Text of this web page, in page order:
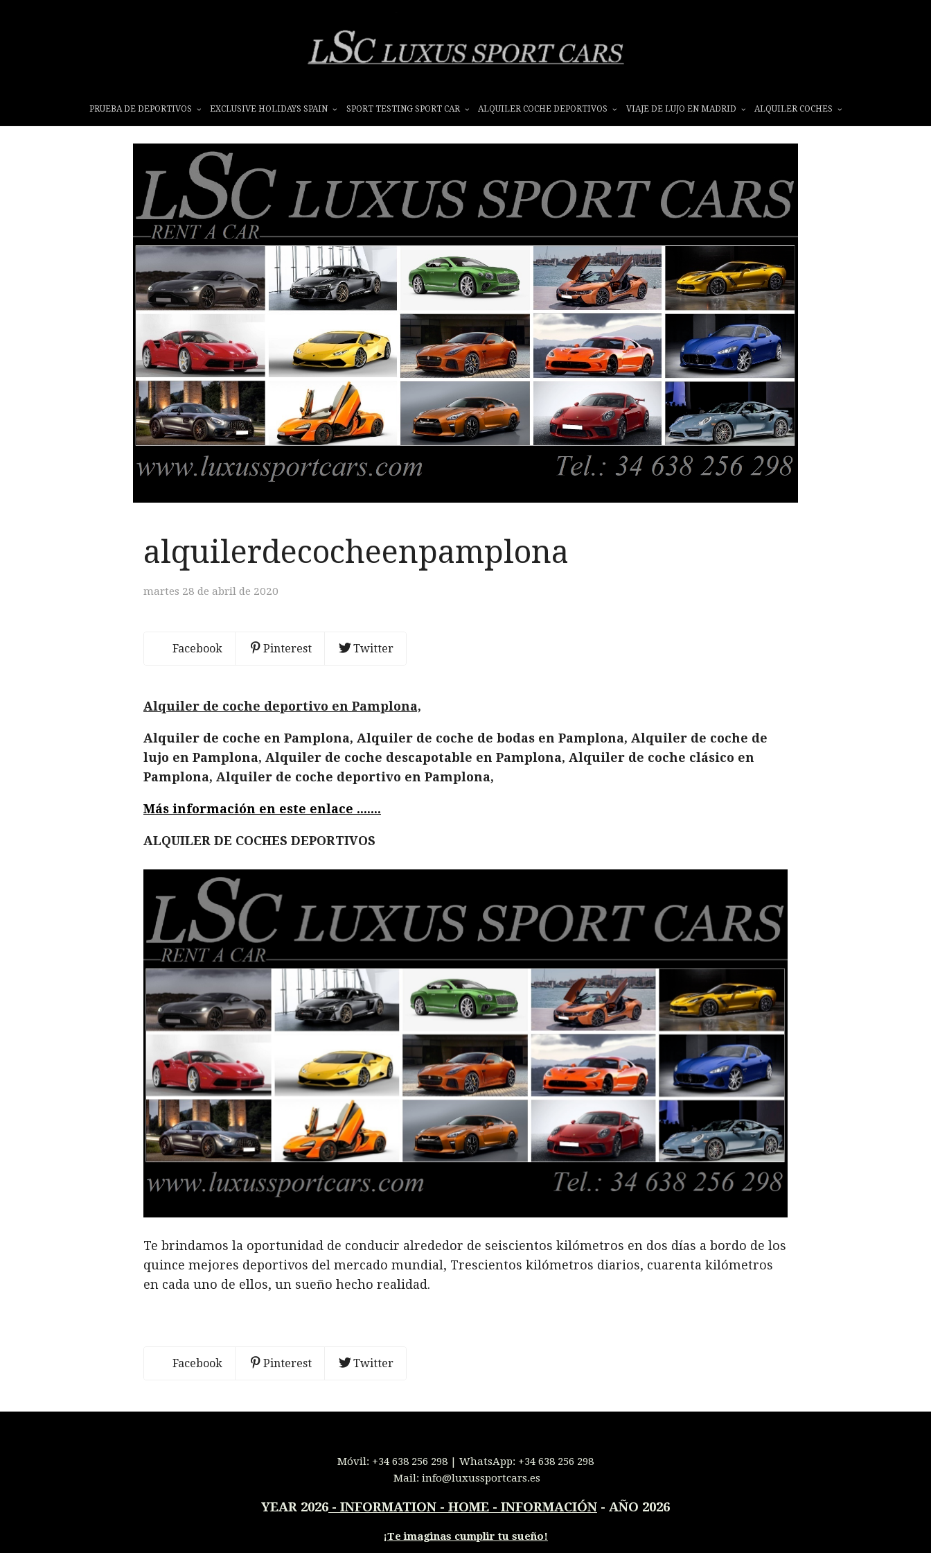
PRUEBA DE DEPORTIVOS EXCLUSIVE HOLIDAYS SPAIN SPORT TESTING SPORT CAR ALQUILER COCHE DEPORTIVOS VIAJE DE LUJO EN MADRID ALQUILER COCHES
alquilerdecocheenpamplona
martes 28 de abril de 2020
Facebook Pinterest Twitter
Alquiler de coche deportivo en Pamplona,
Alquiler de coche en Pamplona, Alquiler de coche de bodas en Pamplona, Alquiler de coche de
lujo en Pamplona, Alquiler de coche descapotable en Pamplona, Alquiler de coche clásico en
Pamplona, Alquiler de coche deportivo en Pamplona,
Más información en este enlace .......
ALQUILER DE COCHES DEPORTIVOS
Te brindamos la oportunidad de conducir alrededor de seiscientos kilómetros en dos días a bordo de los
quince mejores deportivos del mercado mundial, Trescientos kilómetros diarios, cuarenta kilómetros
en cada uno de ellos, un sueño hecho realidad.
Facebook Pinterest Twitter
Móvil: +34 638 256 298 | WhatsApp: +34 638 256 298
Mail: info@luxussportcars.es
YEAR 2026 - INFORMATION - HOME - INFORMACIÓN - AÑO 2026
¡Te imaginas cumplir tu sueño!